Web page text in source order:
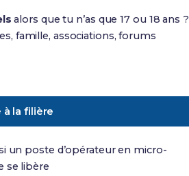
alors que tu n’as que 17 ou 18 ans ?
famille, associations, forums
à la filière
un poste d’opérateur en micro-
se libère